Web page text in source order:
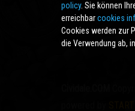
policy. Sie können
erreichbarcookies
Cookies werden zur
die Verwendung ab,